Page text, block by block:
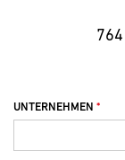
UNTERNEHMEN